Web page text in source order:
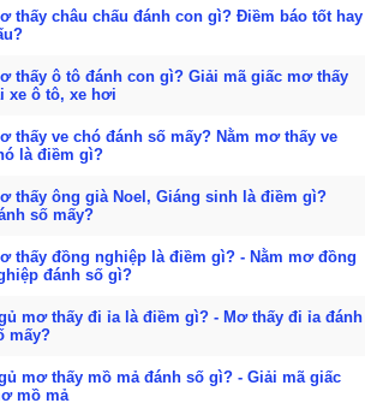
thấy châu chấu đánh con gì? Điềm báo tốt hay
thấy ô tô đánh con gì? Giải mã giấc mơ thấy
xe ô tô, xe hơi
thấy ve chó đánh số mấy? Nằm mơ thấy ve
là điềm gì?
thấy ông già Noel, Giáng sinh là điềm gì?
số mấy?
thấy đồng nghiệp là điềm gì? - Nằm mơ đồng
đánh số gì?
mơ thấy đi ỉa là điềm gì? - Mơ thấy đi ỉa đánh
mấy?
mơ thấy mồ mả đánh số gì? - Giải mã giấc
mồ mả